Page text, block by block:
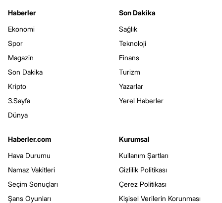
Haberler
Ekonomi
Spor
Magazin
Son Dakika
Kripto
3.Sayfa
Dünya
Son Dakika
Sağlık
Teknoloji
Finans
Turizm
Yazarlar
Yerel Haberler
Haberler.com
Hava Durumu
Namaz Vakitleri
Seçim Sonuçları
Şans Oyunları
Kurumsal
Kullanım Şartları
Gizlilik Politikası
Çerez Politikası
Kişisel Verilerin Korunması